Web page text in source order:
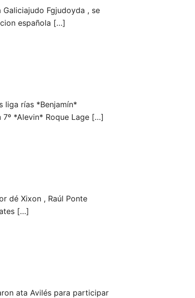
Fgjudoyda , se
española […]
liga rías *Benjamín*
7º *Alevin* Roque Lage […]
dé Xixon , Raúl Ponte
[…]
ata Avilés para participar